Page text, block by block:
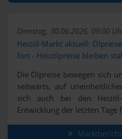
Dienstag, 30.06.2026, 09:00
Heizöl-Markt aktuell:
fort - Heizölpreise bleiben
Die Ölpreise bewegen sich
seitwärts, auf
sich auch bei den
Entwicklung der letzten Tage